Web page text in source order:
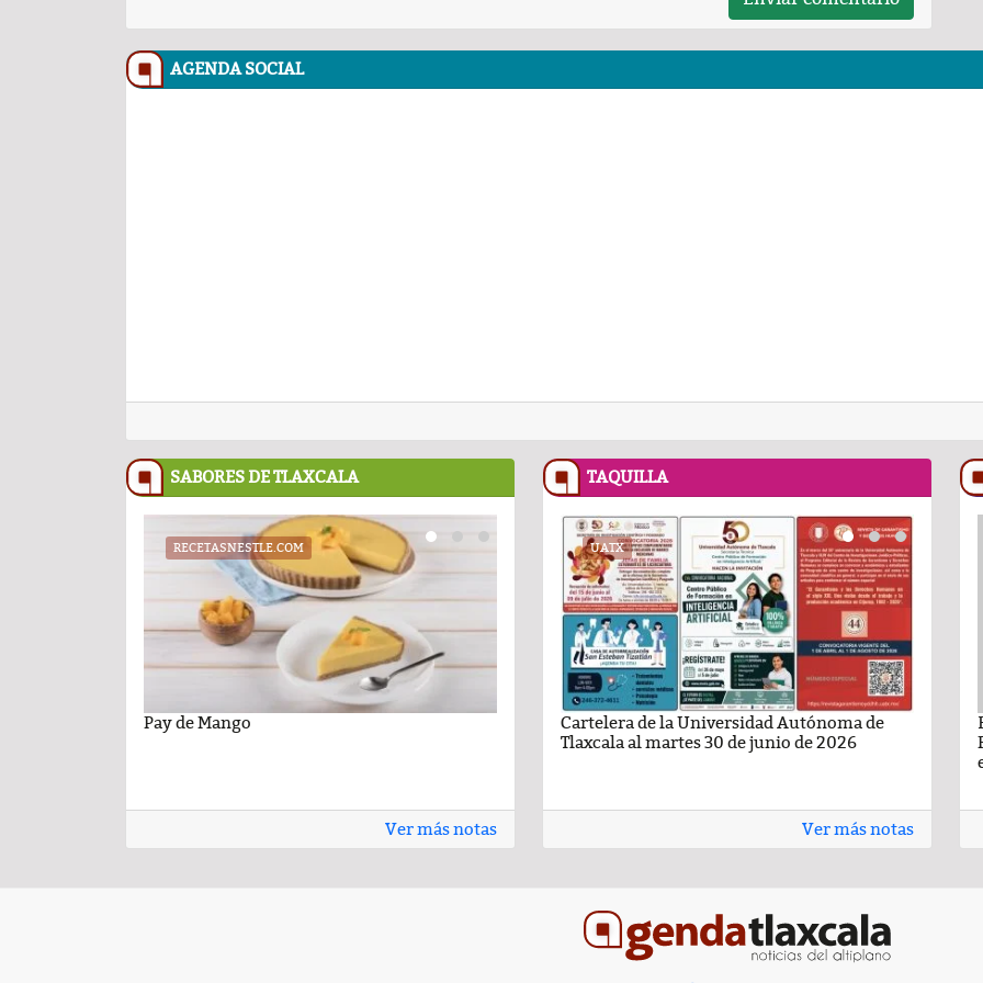
AGENDA SOCIAL
SABORES DE TLAXCALA
RECETASNESTLE.COM
Pay de Mango
RECETASNESTLE.COM
Flan Napolitano
Carlota de
casero
Ver más notas
TAQUILLA
Autónoma de
UATX
Cartelera de la Universidad Autónoma de
UATX
Cartelera de la Universidad Autónoma de
Tlaxcala al martes 30 de junio de 2026
Ver más notas
PODCAST
Comentario por el Dr. Fernando León Nava
PODCAST
Comentario por Raul Avila Ortiz del día 22-
Enero-2026